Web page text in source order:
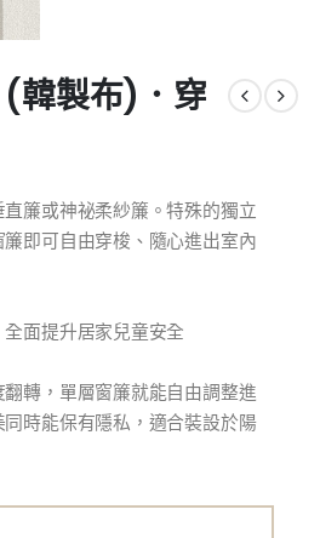
韓製布)．穿
簾或神祕柔紗簾。特殊的獨立
即可自由穿梭、隨心進出室內
面提升居家兒童安全
轉，單層窗簾就能自由調整進
時能保有隱私，適合裝設於陽